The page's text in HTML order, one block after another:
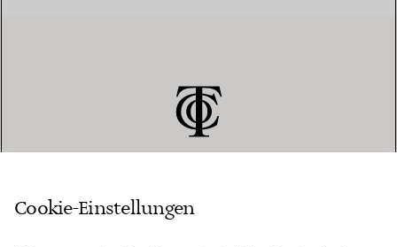
KUNDENSERVICE
Cookie-Einstellungen